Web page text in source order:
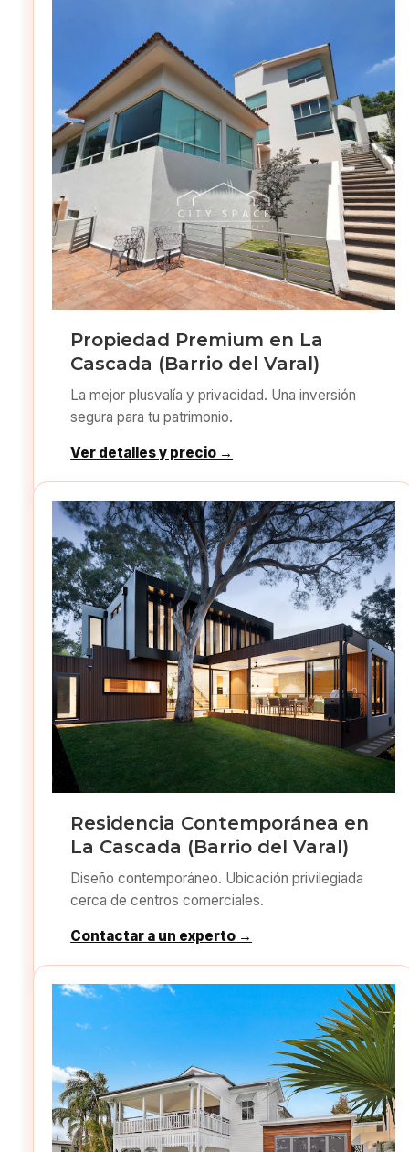
Propiedad Premium en La
Cascada (Barrio del Varal)
La mejor plusvalía y privacidad. Una inversión
segura para tu patrimonio.
Ver detalles y precio →
Residencia Contemporánea en
La Cascada (Barrio del Varal)
Diseño contemporáneo. Ubicación privilegiada
cerca de centros comerciales.
Contactar a un experto →